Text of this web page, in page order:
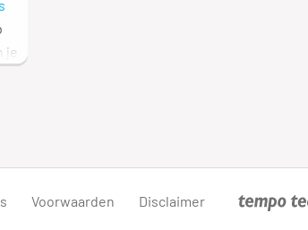
je
Voorwaarden Disclaimer